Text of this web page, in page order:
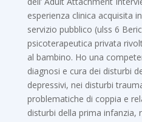
esperienza clinica acquisita
servizio pubblico (ulss 6
psicoterapeutica privata
al bambino. Ho una
diagnosi e cura dei disturbi
depressivi, nei disturbi
problematiche di coppia e
disturbi della prima infanzia,